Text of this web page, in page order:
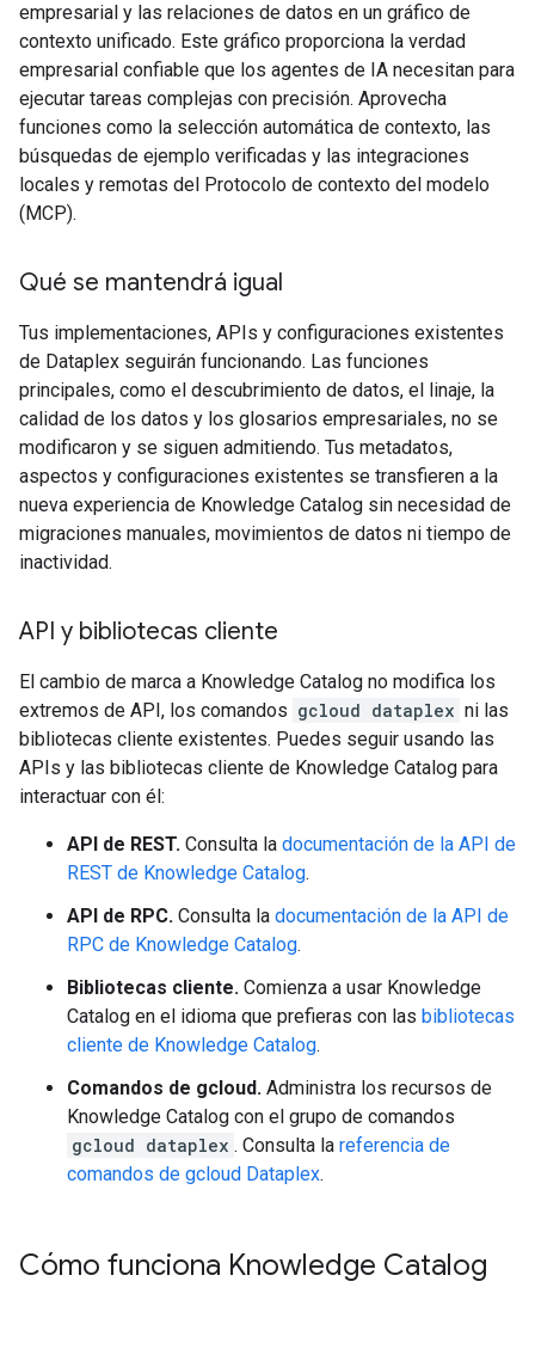
empresarial y las relaciones de datos en un gráfico de
contexto unificado. Este gráfico proporciona la verdad
empresarial confiable que los agentes de IA necesitan para
ejecutar tareas complejas con precisión. Aprovecha
funciones como la selección automática de contexto, las
búsquedas de ejemplo verificadas y las integraciones
locales y remotas del Protocolo de contexto del modelo
(MCP).
Qué se mantendrá igual
Tus implementaciones, APIs y configuraciones existentes
de Dataplex seguirán funcionando. Las funciones
principales, como el descubrimiento de datos, el linaje, la
calidad de los datos y los glosarios empresariales, no se
modificaron y se siguen admitiendo. Tus metadatos,
aspectos y configuraciones existentes se transfieren a la
nueva experiencia de Knowledge Catalog sin necesidad de
migraciones manuales, movimientos de datos ni tiempo de
inactividad.
API y bibliotecas cliente
El cambio de marca a Knowledge Catalog no modifica los
extremos de API, los comandos gcloud dataplex ni las
bibliotecas cliente existentes. Puedes seguir usando las
APIs y las bibliotecas cliente de Knowledge Catalog para
interactuar con él:
API de REST. Consulta la documentación de la API de
REST de Knowledge Catalog.
API de RPC. Consulta la documentación de la API de
RPC de Knowledge Catalog.
Bibliotecas cliente. Comienza a usar Knowledge
Catalog en el idioma que prefieras con las bibliotecas
cliente de Knowledge Catalog.
Comandos de gcloud. Administra los recursos de
Knowledge Catalog con el grupo de comandos
gcloud dataplex . Consulta la referencia de
comandos de gcloud Dataplex.
Cómo funciona Knowledge Catalog